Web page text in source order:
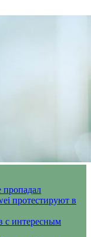
пропадал
протестируют в
с интересным